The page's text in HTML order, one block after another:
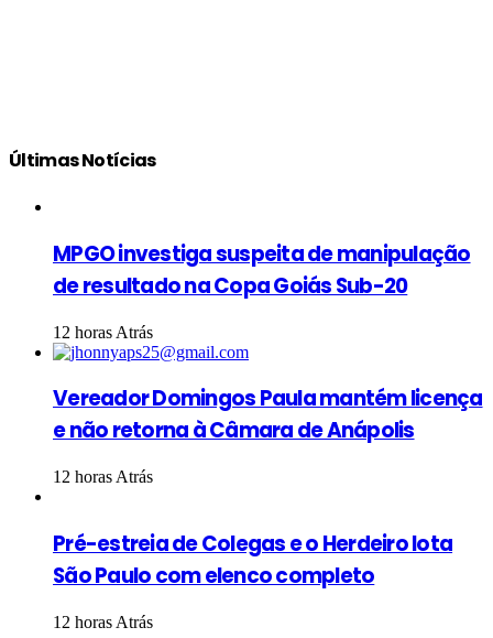
Últimas Notícias
MPGO investiga suspeita de manipulação
de resultado na Copa Goiás Sub-20
12 horas Atrás
Vereador Domingos Paula mantém licença
e não retorna à Câmara de Anápolis
12 horas Atrás
Pré-estreia de Colegas e o Herdeiro lota
São Paulo com elenco completo
12 horas Atrás